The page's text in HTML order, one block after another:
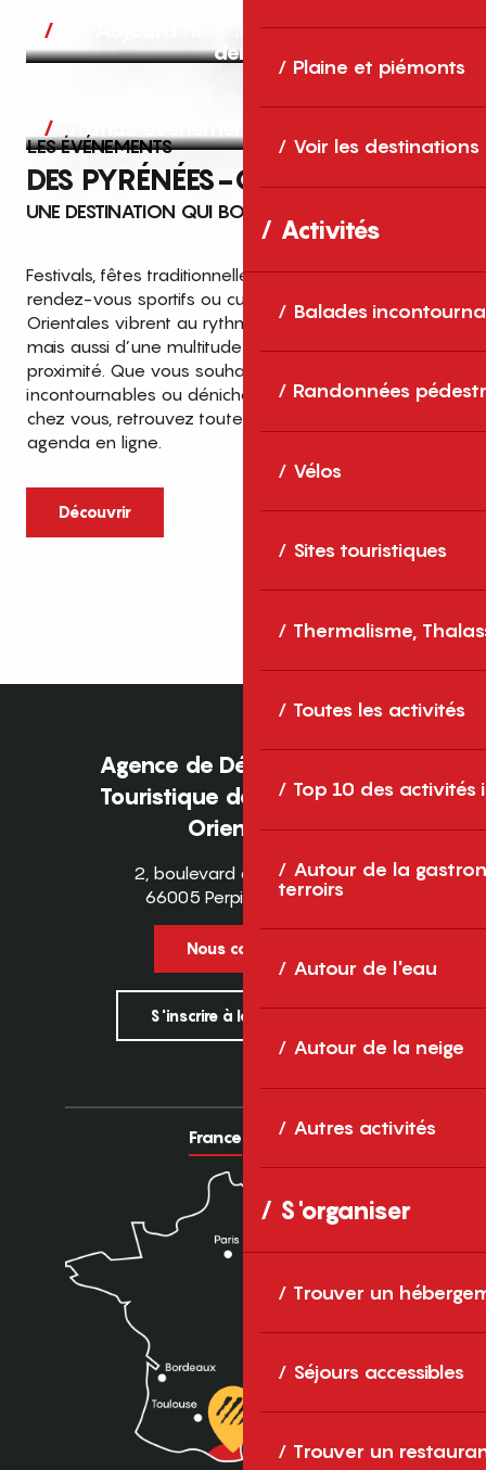
Plaine et piémonts
Voir les destinations
Activités
Balades
Randonnées
Vélos
Sites touristiques
Thermalisme,
Toutes les activités
Top 10 des activités
Autour de la
terroirs
Autour de l'eau
Autour de la neige
Autres activités
S'organiser
Trouver un
Séjours accessibles
Trouver un
Aujourd’hui, demain et après-
demain
Grands événements
LES ÉVÉNEMENTS
DES PYRÉNÉES-ORIENTALES
UNE DESTINATION QUI BOUGE TOUTE L’ANNÉE
Festivals, fêtes traditionnelles, concerts, expositions,
rendez-vous sportifs ou culturels… les Pyrénées-
Orientales vibrent au rythme de grands temps forts
mais aussi d’une multitude d’événements de
proximité. Que vous souhaitiez vivre les
incontournables ou dénicher des sorties près de
chez vous, retrouvez toutes les infos dans notre
agenda en ligne.
Découvrir
Top des événements et sorties
en famille
cet été dans les Pyrénées-Orientales
Entre mer Méditerranée, villages de
caractère et grands espaces naturels, les
Pyrénées-Orientales sont une destination
idéale pour partager des moments en
famille tout au long...
Agence de Développement
Touristique des Pyrénées-
Orientales
2, boulevard des Pyrénées
66005 Perpignan Cedex
Nous contacter
S'inscrire à la newsletter
France Europe